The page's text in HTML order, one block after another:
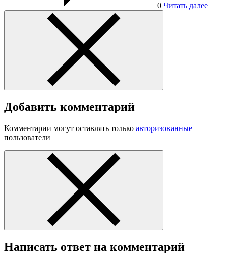
0 Читать далее
Добавить комментарий
Комментарии могут оставлять только авторизованные
пользователи
Написать ответ на комментарий